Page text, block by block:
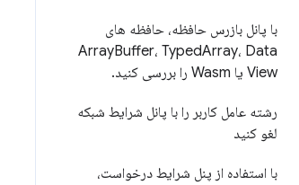
با پانل بازرس حافظه، حافظه های
ArrayBuffer، TypedArray، Data
View یا Wasm را بررسی کنید
.
رشته عامل کاربر را با پانل شرایط شبکه
لغو کنید
با استفاده از پنل شرایط درخواست،